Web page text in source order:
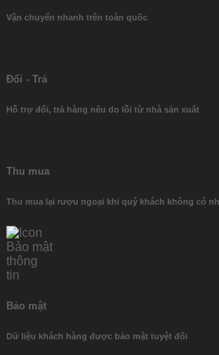
Vận chuyển nhanh trên toàn quốc
Đổi - Trả
Hỗ trợ đổi, trả hàng nếu do lỗi từ nhà sản xuất
Thu mua
Thu mua lại rượu ngoại khi quý khách không có
Bảo mật
Dữ liệu khách hàng được bảo mật tuyệt đối